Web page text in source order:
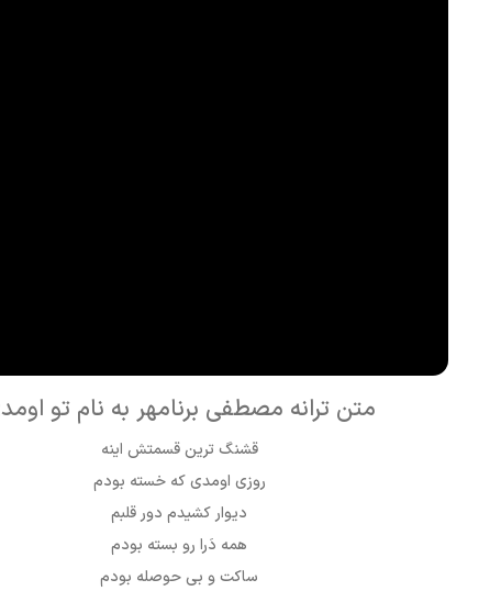
متن ترانه مصطفی برنامهر به نام تو
قشنگ ترین قسمتش اینه
روزی اومدی که خسته بودم
دیوار کشیدم دور قلبم
همه دَرا رو بسته بودم
ساکت و بی حوصله بودم